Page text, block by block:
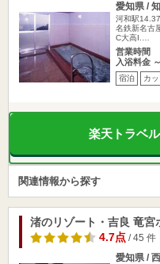
愛知県 /
河和駅
名鉄新名古
C大高I.…
営業時間
入浴料金 ～
宿泊 カ
楽天トラベ
関連情報から探す
渚のリゾート・吉良 竜宮
4.7点/ 45 件
愛知県 /